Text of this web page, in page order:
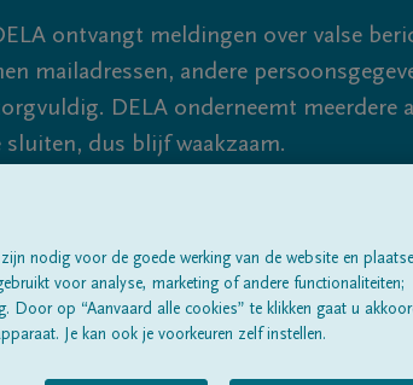
ontvangt meldingen over valse
mailadressen, andere
DELA onderneemt meerdere
dus blijf waakzaam.
Alle rouwberichten Over ons
nodig voor de goede werking van de website en
voor analyse, marketing of andere functionaliteiten;
Door op “Aanvaard alle cookies” te klikken gaat u
Je kan ook je voorkeuren zelf instellen.